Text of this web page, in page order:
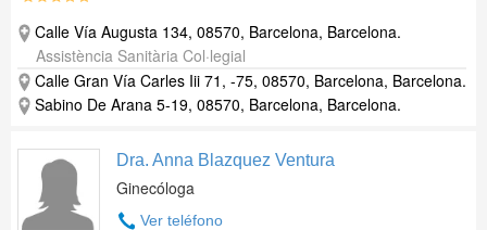
Calle Vía Augusta 134, 08570, Barcelona, Barcelona.
Assistència Sanitària Col·legial
Calle Gran Vía Carles Iii 71, -75, 08570, Barcelona, Barcelona.
Sabino De Arana 5-19, 08570, Barcelona, Barcelona.
Dra. Anna Blazquez Ventura
Ginecóloga
Ver teléfono